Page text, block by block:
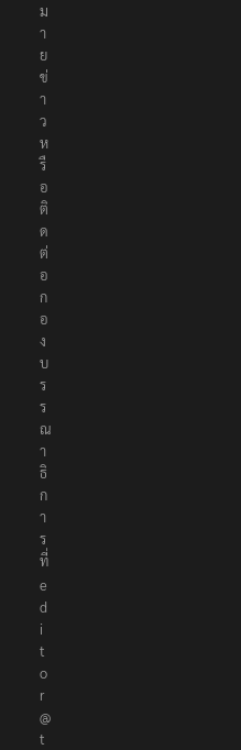
ม
า
ย
ข่
า
ว
ห
รื
อ
ติ
ด
ต่
อ
ก
อ
ง
บ
ร
ร
ณ
า
ธิ
ก
า
ร
ที่
e
d
i
t
o
r
@
t